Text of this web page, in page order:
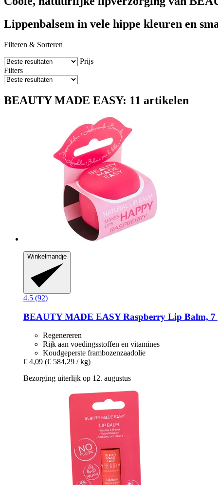
Lippenbalsem in vele hippe kleuren en
Filteren & Sorteren
Prijs
Filters
BEAUTY MADE EASY: 11 artikelen
Winkelmandje
4.5 (92)
BEAUTY MADE EASYRaspberry Lip Balm, 7
Regenereren
Rijk aan voedingsstoffen en vitamines
Koudgeperste frambozenzaadolie
€ 4,09 (€ 584,29 / kg)
Bezorging uiterlijk op 12. augustus